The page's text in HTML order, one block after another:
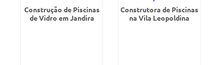
Construção de Piscinas
de Vidro em Jandira
Construtora de Piscinas
na Vila Leopoldina